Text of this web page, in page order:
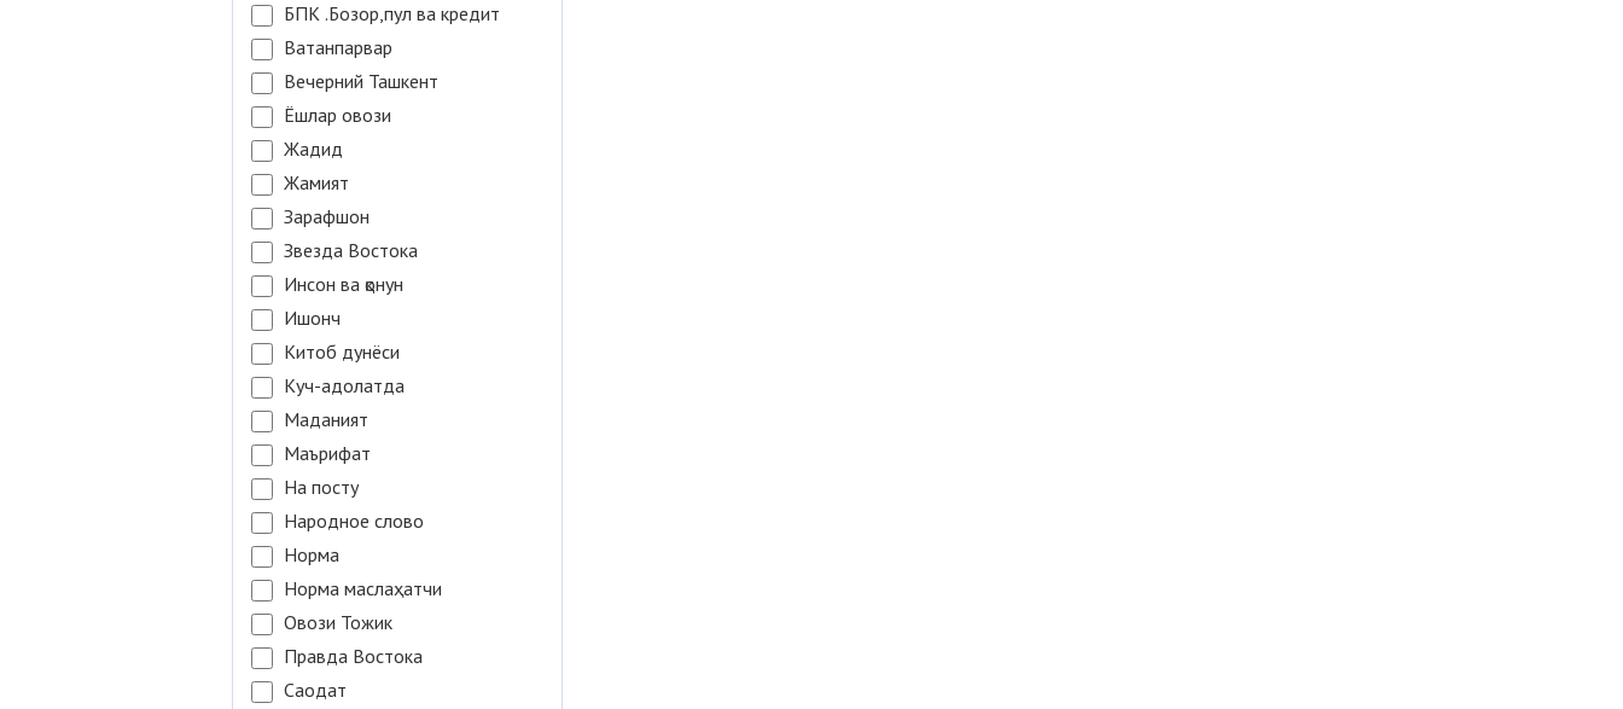
БПК .Бозор,пул ва кредит
Ватанпарвар
Вечерний Ташкент
Ёшлар овози
Жадид
Жамият
Зарафшон
Звезда Востока
Инсон ва қонун
Ишонч
Китоб дунёси
Куч-адолатда
Маданият
Маърифат
На посту
Народное слово
Норма
Норма маслаҳатчи
Овози Тожик
Правда Востока
Саодат